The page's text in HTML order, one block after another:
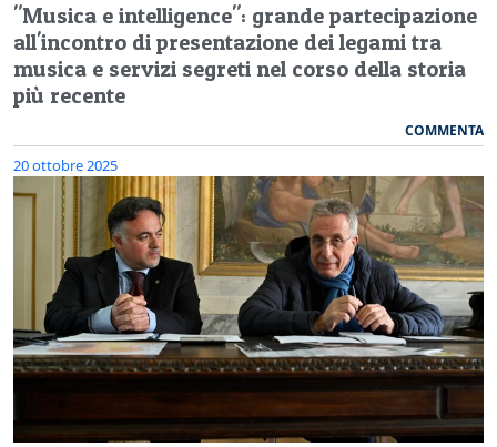
"Musica e intelligence": grande partecipazione
all'incontro di presentazione dei legami tra
musica e servizi segreti nel corso della storia
più recente
COMMENTA
20 ottobre 2025